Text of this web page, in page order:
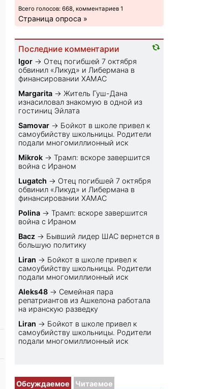
Всего голосов: 668, комментариев 1
Страница опроса »
Последние комментарии
Igor → Отец погибшей 7 октября
обвинил «Ликуд» и Либермана в
финансировании ХАМАС
Margarita → Житель Гуш-Дана
изнасиловал знакомую в одной из
гостиниц Эйлата
Samovar → Бойкот в школе привел к
самоубийству школьницы. Родители
подали многомиллионный иск
Mikrok →Трамп: вскоре завершится
война с Ираном
Lugatch → Отец погибшей 7 октября
обвинил «Ликуд» и Либермана в
финансировании ХАМАС
Polina →Трамп: вскоре завершится
война с Ираном
Bacz → Бывший лидер ШАС вернется в
большую политику
Liran → Бойкот в школе привел к
самоубийству школьницы. Родители
подали многомиллионный иск
Aleks48 → Семейная пара
репатриантов из Ашкелона работала
на иранскую разведку
Liran → Бойкот в школе привел к
самоубийству школьницы. Родители
подали многомиллионный иск
Обсуждаемое Читаемое